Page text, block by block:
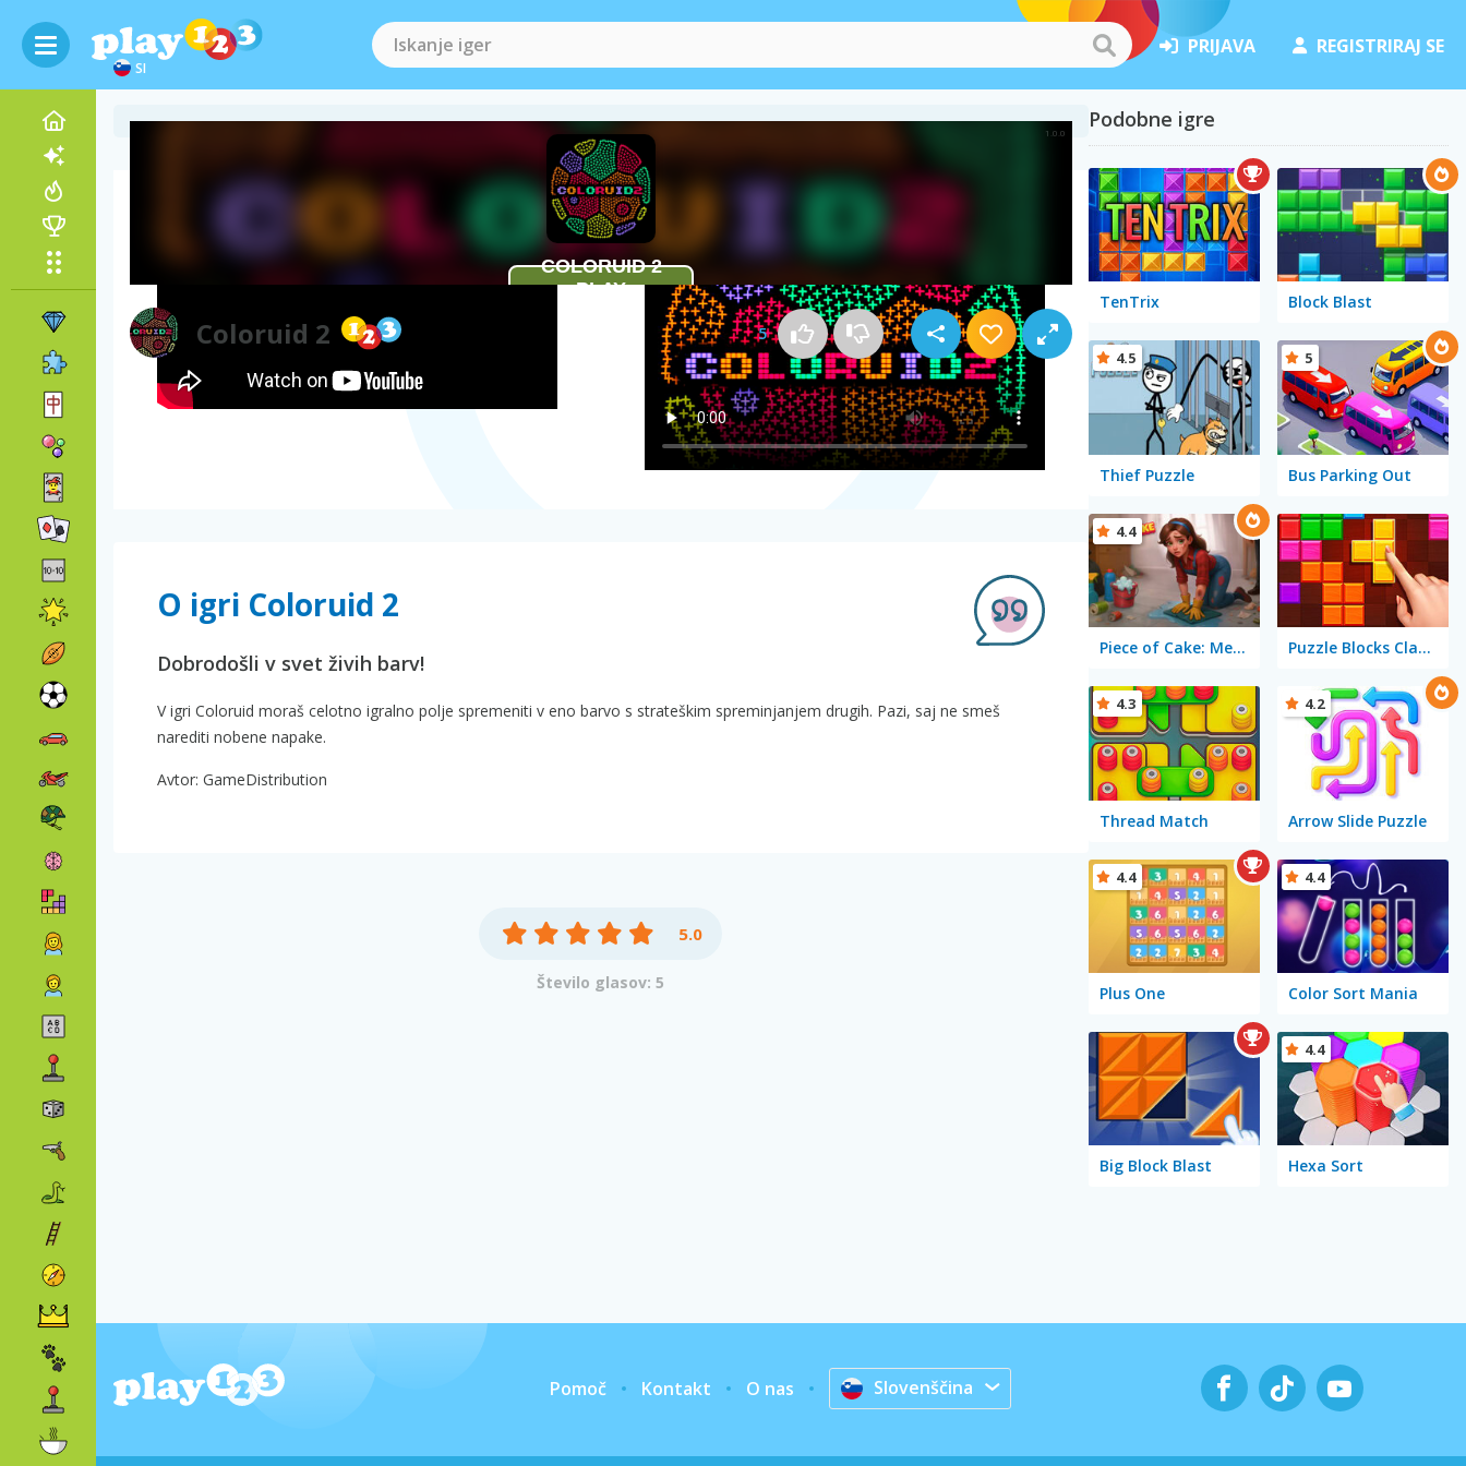
SI
PRIJAVA REGISTRIRAJ SE
Coloruid 2 5
Kako igrati Coloruid 2
O igri Coloruid 2
Dobrodošli v svet živih barv!
V igri Coloruid moraš celotno igralno polje spremeniti v eno barvo s strateškim spreminjanjem drugih. Pazi, saj ne smeš
narediti nobene napake.
Avtor: GameDistribution
5.0
Število glasov: 5
Podobne igre
TenTrix Block Blast
Thief Puzzle
4.5
Bus Parking Out
5
Piece of Cake: Merge and Bake
4.4
Puzzle Blocks Classic
Thread Match
4.3
Arrow Slide Puzzle
4.2
Plus One
4.4
Color Sort Mania
4.4
Big Block Blast Hexa Sort
4.4
Pomoč Kontakt O nas Slovenščina